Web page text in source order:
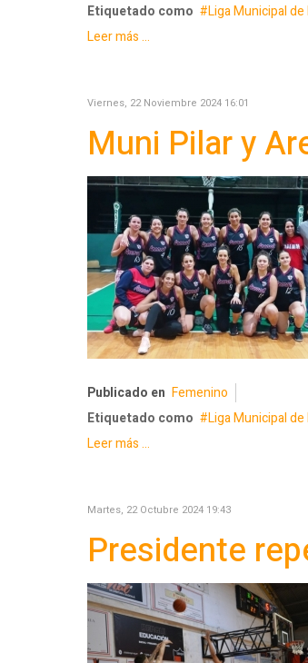
Etiquetado como
Liga Municipal de
Leer más ...
Viernes, 22 Noviembre 2024 16:01
Muni Pilar y
Publicado en Femenino
Etiquetado como
Liga Municipal de
Leer más ...
Martes, 22 Octubre 2024 19:43
Presidente